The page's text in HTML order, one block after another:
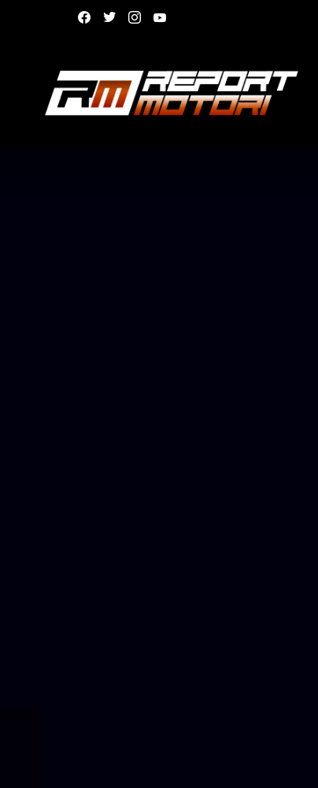
facebooktwitterinstagram